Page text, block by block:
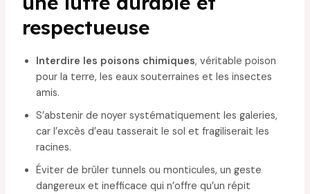
respectueuse
Interdire les poisons chimiques, véritable poison
pour la terre, les eaux souterraines et les insectes
amis.
S’abstenir de noyer systématiquement les galeries,
car l’excès d’eau tasserait le sol et fragiliserait les
racines.
Éviter de brûler tunnels ou monticules, un geste
dangereux et inefficace qui n’offre qu’un répit